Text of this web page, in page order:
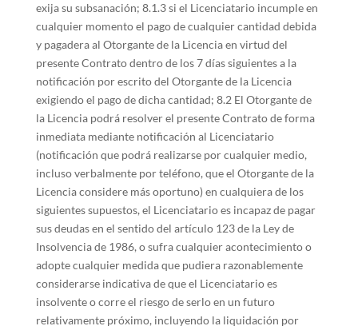
exija su subsanación; 8.1.3 si el Licenciatario incumple en
cualquier momento el pago de cualquier cantidad debida
y pagadera al Otorgante de la Licencia en virtud del
presente Contrato dentro de los 7 días siguientes a la
notificación por escrito del Otorgante de la Licencia
exigiendo el pago de dicha cantidad; 8.2 El Otorgante de
la Licencia podrá resolver el presente Contrato de forma
inmediata mediante notificación al Licenciatario
(notificación que podrá realizarse por cualquier medio,
incluso verbalmente por teléfono, que el Otorgante de la
Licencia considere más oportuno) en cualquiera de los
siguientes supuestos, el Licenciatario es incapaz de pagar
sus deudas en el sentido del artículo 123 de la Ley de
Insolvencia de 1986, o sufra cualquier acontecimiento o
adopte cualquier medida que pudiera razonablemente
considerarse indicativa de que el Licenciatario es
insolvente o corre el riesgo de serlo en un futuro
relativamente próximo, incluyendo la liquidación por